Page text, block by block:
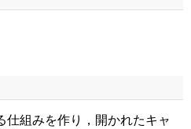
組みを作り，開かれたキャ